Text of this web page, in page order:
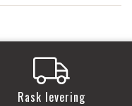
Rask levering